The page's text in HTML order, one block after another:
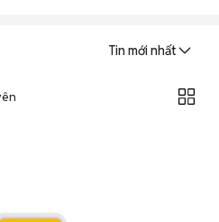
Tin mới nhất